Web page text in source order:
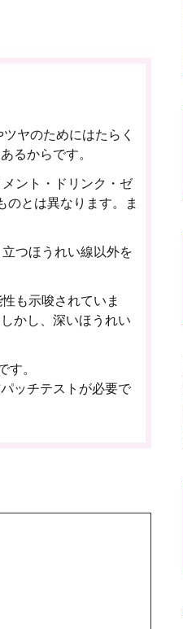
ヤのためにはたらく
るからです。
ント・ドリンク・ゼ
のとは異なります。ま
つほうれい線以外を
も示唆されていま
かし、深いほうれい
す。
ッチテストが必要で